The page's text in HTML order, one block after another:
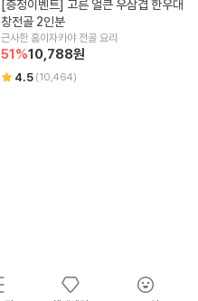
[증정이벤트] 고른 얼큰 우삼겹 한우대
창전골 2인분
근사한 홈이자카야 전골 요리
51%10,788원
4.5 (10,464)